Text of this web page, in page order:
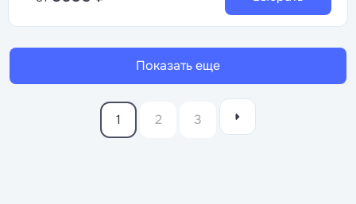
Показать еще
1 2 3